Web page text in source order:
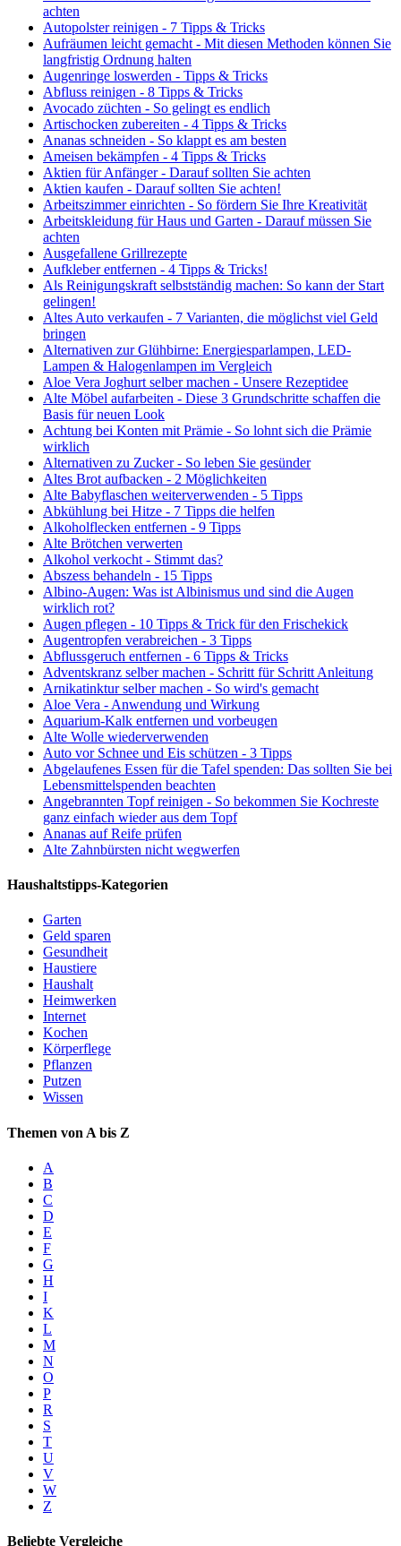
achten
Autopolster reinigen - 7 Tipps & Tricks
Aufräumen leicht gemacht - Mit diesen Methoden können Sie
langfristig Ordnung halten
Augenringe loswerden - Tipps & Tricks
Abfluss reinigen - 8 Tipps & Tricks
Avocado züchten - So gelingt es endlich
Artischocken zubereiten - 4 Tipps & Tricks
Ananas schneiden - So klappt es am besten
Ameisen bekämpfen - 4 Tipps & Tricks
Aktien für Anfänger - Darauf sollten Sie achten
Aktien kaufen - Darauf sollten Sie achten!
Arbeitszimmer einrichten - So fördern Sie Ihre Kreativität
Arbeitskleidung für Haus und Garten - Darauf müssen Sie
achten
Ausgefallene Grillrezepte
Aufkleber entfernen - 4 Tipps & Tricks!
Als Reinigungskraft selbstständig machen: So kann der Start
gelingen!
Altes Auto verkaufen - 7 Varianten, die möglichst viel Geld
bringen
Alternativen zur Glühbirne: Energiesparlampen, LED-
Lampen & Halogenlampen im Vergleich
Aloe Vera Joghurt selber machen - Unsere Rezeptidee
Alte Möbel aufarbeiten - Diese 3 Grundschritte schaffen die
Basis für neuen Look
Achtung bei Konten mit Prämie - So lohnt sich die Prämie
wirklich
Alternativen zu Zucker - So leben Sie gesünder
Altes Brot aufbacken - 2 Möglichkeiten
Alte Babyflaschen weiterverwenden - 5 Tipps
Abkühlung bei Hitze - 7 Tipps die helfen
Alkoholflecken entfernen - 9 Tipps
Alte Brötchen verwerten
Alkohol verkocht - Stimmt das?
Abszess behandeln - 15 Tipps
Albino-Augen: Was ist Albinismus und sind die Augen
wirklich rot?
Augen pflegen - 10 Tipps & Trick für den Frischekick
Augentropfen verabreichen - 3 Tipps
Abflussgeruch entfernen - 6 Tipps & Tricks
Adventskranz selber machen - Schritt für Schritt Anleitung
Arnikatinktur selber machen - So wird's gemacht
Aloe Vera - Anwendung und Wirkung
Aquarium-Kalk entfernen und vorbeugen
Alte Wolle wiederverwenden
Auto vor Schnee und Eis schützen - 3 Tipps
Abgelaufenes Essen für die Tafel spenden: Das sollten Sie bei
Lebensmittelspenden beachten
Angebrannten Topf reinigen - So bekommen Sie Kochreste
ganz einfach wieder aus dem Topf
Ananas auf Reife prüfen
Alte Zahnbürsten nicht wegwerfen
Haushaltstipps-Kategorien
Garten
Geld sparen
Gesundheit
Haustiere
Haushalt
Heimwerken
Internet
Kochen
Körperflege
Pflanzen
Putzen
Wissen
Themen von A bis Z
A
B
C
D
E
F
G
H
I
K
L
M
N
O
P
R
S
T
U
V
W
Z
Beliebte Vergleiche